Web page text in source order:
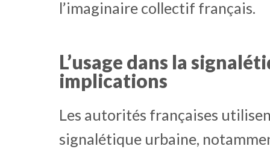
l’imaginaire collectif français.
L’usage dans la
implications
Les autorités françaises
signalétique urbaine,